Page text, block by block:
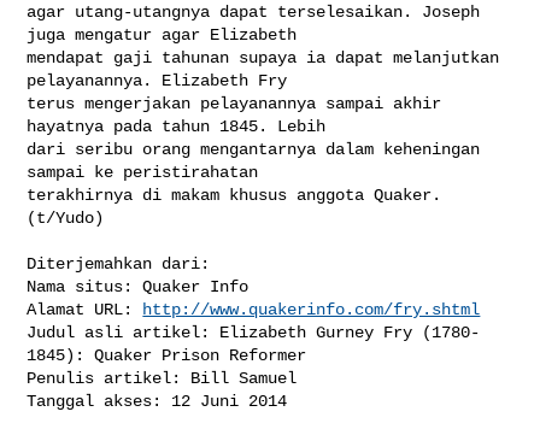
agar utang-utangnya dapat terselesaikan. Joseph
juga mengatur agar Elizabeth
mendapat gaji tahunan supaya ia dapat melanjutkan
pelayanannya. Elizabeth Fry
terus mengerjakan pelayanannya sampai akhir
hayatnya pada tahun 1845. Lebih
dari seribu orang mengantarnya dalam keheningan
sampai ke peristirahatan
terakhirnya di makam khusus anggota Quaker.
(t/Yudo)
Diterjemahkan dari:
Nama situs: Quaker Info
Alamat URL:
http://www.quakerinfo.com/fry.shtml
Judul asli artikel: Elizabeth Gurney Fry (1780-
1845): Quaker Prison Reformer
Penulis artikel: Bill Samuel
Tanggal akses: 12 Juni 2014